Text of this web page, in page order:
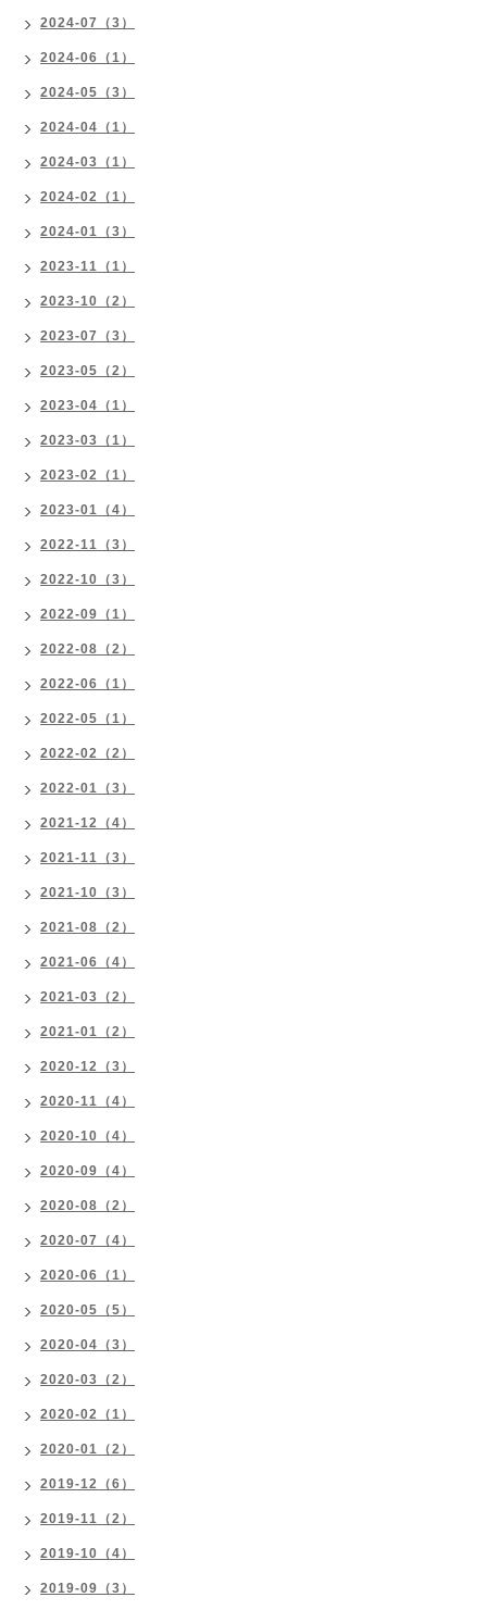
2024-07（3）
2024-06（1）
2024-05（3）
2024-04（1）
2024-03（1）
2024-02（1）
2024-01（3）
2023-11（1）
2023-10（2）
2023-07（3）
2023-05（2）
2023-04（1）
2023-03（1）
2023-02（1）
2023-01（4）
2022-11（3）
2022-10（3）
2022-09（1）
2022-08（2）
2022-06（1）
2022-05（1）
2022-02（2）
2022-01（3）
2021-12（4）
2021-11（3）
2021-10（3）
2021-08（2）
2021-06（4）
2021-03（2）
2021-01（2）
2020-12（3）
2020-11（4）
2020-10（4）
2020-09（4）
2020-08（2）
2020-07（4）
2020-06（1）
2020-05（5）
2020-04（3）
2020-03（2）
2020-02（1）
2020-01（2）
2019-12（6）
2019-11（2）
2019-10（4）
2019-09（3）